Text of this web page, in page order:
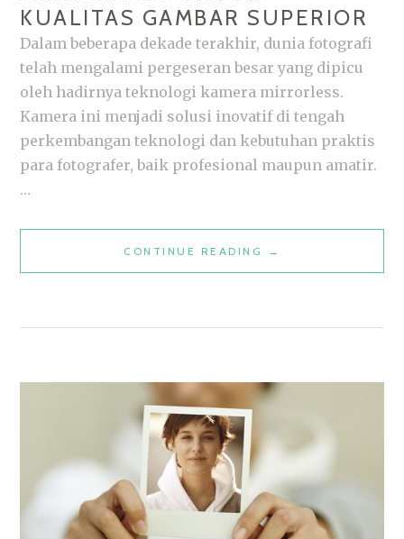
KUALITAS GAMBAR SUPERIOR
Dalam beberapa dekade terakhir, dunia fotografi
telah mengalami pergeseran besar yang dipicu
oleh hadirnya teknologi kamera mirrorless.
Kamera ini menjadi solusi inovatif di tengah
perkembangan teknologi dan kebutuhan praktis
para fotografer, baik profesional maupun amatir.
…
CONTINUE READING
KEUNGGULAN
GAMBAR
→